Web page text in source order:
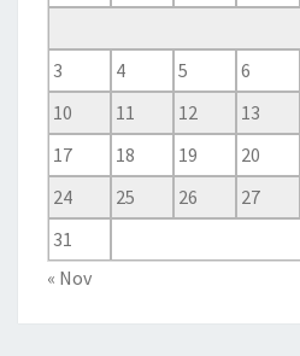
3
4 5 6
10
11 12 13
17
18 19 20
24
25 26 27
31
« Nov